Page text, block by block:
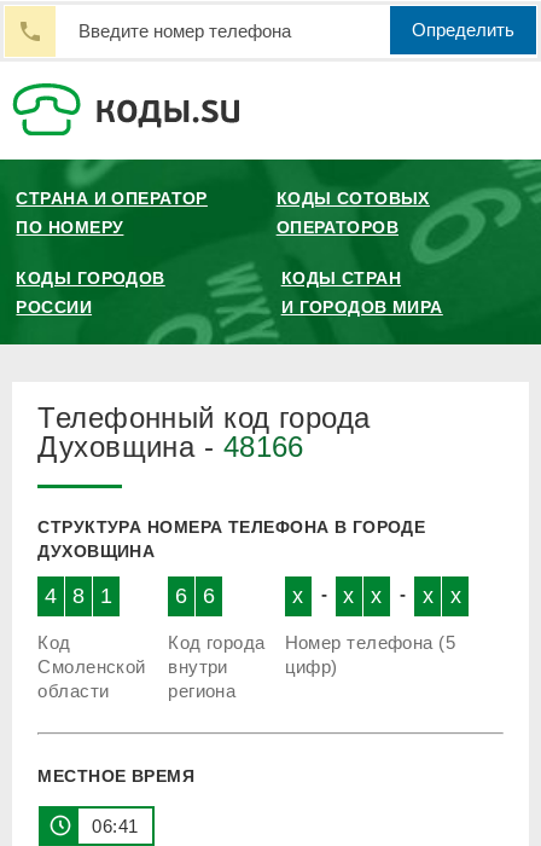
Определить
СТРАНА И ОПЕРАТОР
ПО НОМЕРУ
КОДЫ СОТОВЫХ
ОПЕРАТОРОВ
КОДЫ ГОРОДОВ
РОССИИ
КОДЫ СТРАН
И ГОРОДОВ МИРА
Телефонный код города
Духовщина - 48166
СТРУКТУРА НОМЕРА ТЕЛЕФОНА В ГОРОДЕ
ДУХОВЩИНА
4 8 1
Код
Смоленской
области
6 6
Код города
внутри
региона
x - x x - x x
Номер телефона (5
цифр)
МЕСТНОЕ ВРЕМЯ
06:41